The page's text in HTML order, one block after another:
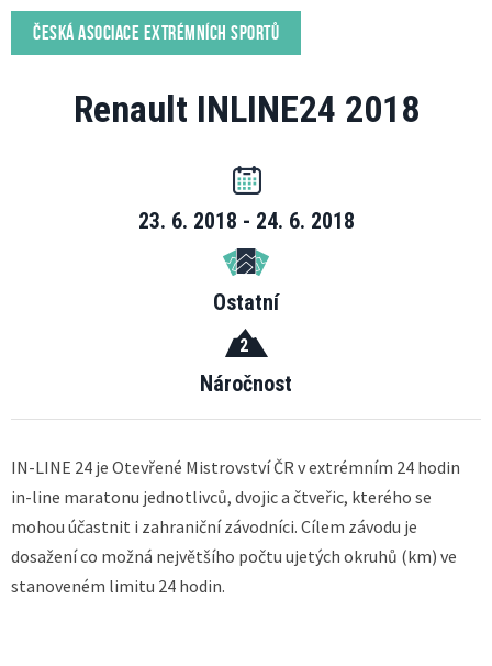
ČESKÁ ASOCIACE EXTRÉMNÍCH SPORTŮ
Renault INLINE24 2018
23. 6. 2018 - 24. 6. 2018
Ostatní
2
Náročnost
IN-LINE 24 je Otevřené Mistrovství ČR v extrémním 24 hodin
in-line maratonu jednotlivců, dvojic a čtveřic, kterého se
mohou účastnit i zahraniční závodníci. Cílem závodu je
dosažení co možná největšího počtu ujetých okruhů (km) ve
stanoveném limitu 24 hodin.